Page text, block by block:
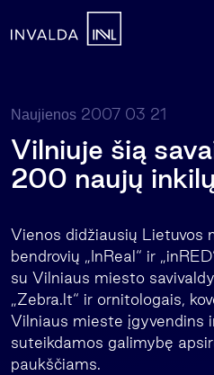
Naujienos 2007 03 21
Vilniuje šią
200 naujų inkilų
Vienos didžiausių Lietuvos
bendrovių „InReal“ ir
su Vilniaus miesto
„Zebra.lt“ ir ornitologais,
Vilniaus mieste įgyvendins
suteikdamos galimybę
paukščiams.